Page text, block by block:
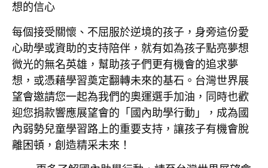
想的信心
每個接受關懷、不屈服於逆境的孩子，身旁這份愛
心助學或資助的支持陪伴，就有如為孩子點亮夢想
微光的無名英雄，幫助孩子們更有機會的追求夢
想，或憑藉學習奠定翻轉未來的基石。台灣世界展
望會邀請您一起為我們的奧運選手加油，同時也歡
迎您捐款響應展望會的「國內助學行動」，成為國
內弱勢兒童學習路上的重要支持，讓孩子有機會脫
離困頓，創造精采未來！